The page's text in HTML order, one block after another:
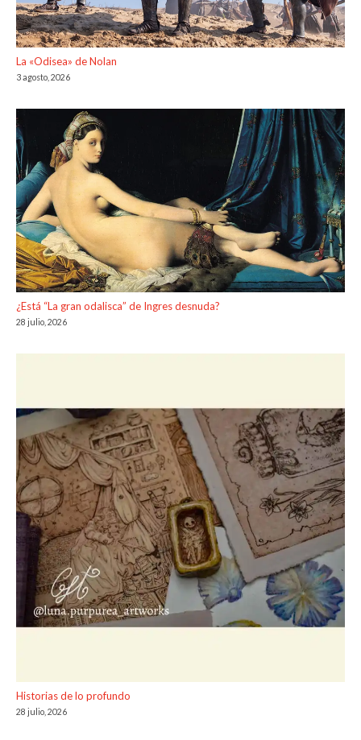
La «Odisea» de Nolan
3 agosto, 2026
¿Está “La gran odalisca” de Ingres desnuda?
28 julio, 2026
Historias de lo profundo
28 julio, 2026